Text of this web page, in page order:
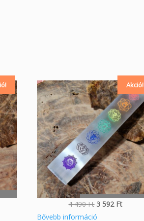
Akció!
4 490FtOriginal
price
3 592 FtCurrent
Bővebb információ